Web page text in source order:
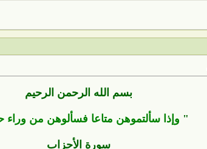
بسم الله الرحمن الرحيم
" وإذا سألتموهن متاعا فسألوهن من
سورة الأحزاب